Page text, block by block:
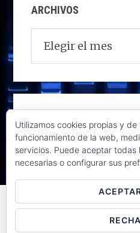
ARCHIVOS
Raúl de la Puente -
Utilizamos cookies propias y
funcionamiento de la web,
servicios. Puede aceptar todas
necesarias o configurar sus